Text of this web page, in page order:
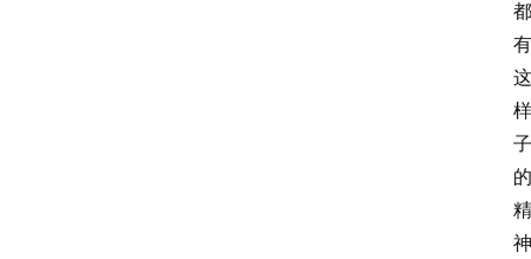
都
有
这
样
子
的
精
神